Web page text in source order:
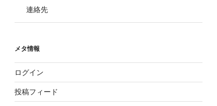
連絡先
メタ情報
ログイン
投稿フィード